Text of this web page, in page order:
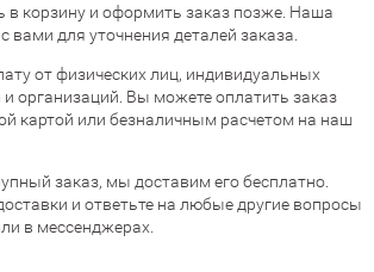
корзину и оформить заказ позже. Наша
вами для уточнения деталей заказа.
от физических лиц, индивидуальных
организаций. Вы можете оплатить заказ
картой или безналичным расчетом на наш
заказ, мы доставим его бесплатно.
и ответьте на любые другие вопросы
в мессенджерах.